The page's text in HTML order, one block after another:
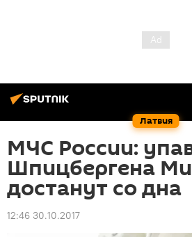
Латвия
МЧС России:
Шпицбергена
достанут со дна
12:46 30.10.2017